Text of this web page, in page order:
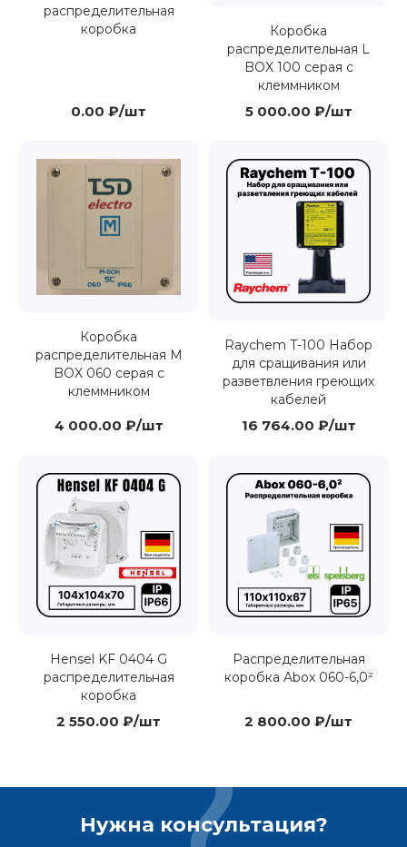
распределительная
коробка
0.00 ₽/шт
Коробка
распределительная L
BOX 100 серая с
клеммником
5 000.00 ₽/шт
Коробка
распределительная M
BOX 060 серая с
клеммником
4 000.00 ₽/шт
Raychem T-100 Набор
для сращивания или
разветвления греющих
кабелей
16 764.00 ₽/шт
Hensel KF 0404 G
распределительная
коробка
2 550.00 ₽/шт
Распределительная
коробка Abox 060-6,0²
2 800.00 ₽/шт
Нужна консультация?